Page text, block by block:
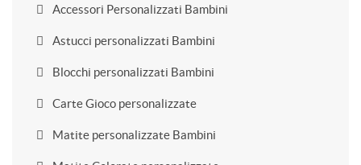
Accessori Personalizzati Bambini
Astucci personalizzati Bambini
Blocchi personalizzati Bambini
Carte Gioco personalizzate
Matite personalizzate Bambini